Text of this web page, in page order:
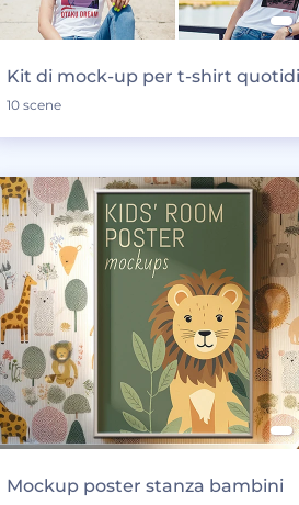
Kit di mock-up per t-shirt
10 scene
Mockup poster stanza bambini